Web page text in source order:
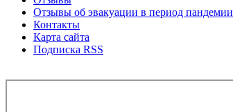
Отзывы об эвакуации в период пандемии
Контакты
Карта сайта
Подписка RSS